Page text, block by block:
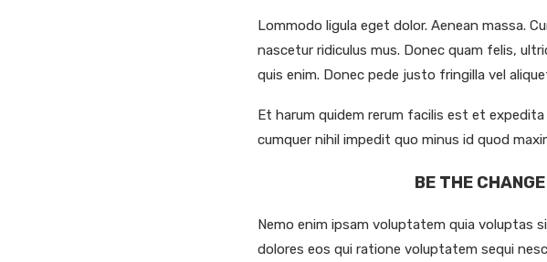
Lommodo ligula eget dolor. Aenean massa.
nascetur ridiculus mus. Donec quam felis,
quis enim. Donec pede justo fringilla vel
Et harum quidem rerum facilis est et
cumquer nihil impedit quo minus id quod
BE THE
Nemo enim ipsam voluptatem quia voluptas
dolores eos qui ratione voluptatem sequi